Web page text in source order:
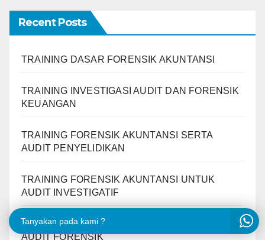
Recent Posts
TRAINING DASAR FORENSIK AKUNTANSI
TRAINING INVESTIGASI AUDIT DAN FORENSIK
KEUANGAN
TRAINING FORENSIK AKUNTANSI SERTA
AUDIT PENYELIDIKAN
TRAINING FORENSIK AKUNTANSI UNTUK
AUDIT INVESTIGATIF
TRAINING INVESTIGASI KEUANGAN DAN
AUDIT FORENSIK
Tanyakan pada kami ?